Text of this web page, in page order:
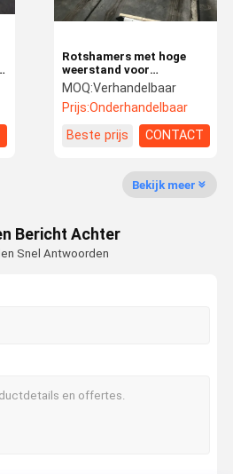
Rotshamers met hoge
weerstand voor
Graafwerktuigen 200-350
Bpm Op zwaar werk
berekend Jack Hammer
MOQ:Verhandelbaar
Prijs:Onderhandelbaar
Beste prijs
CONTACT
Bekijk meer
Bericht Achter
Snel Antwoorden